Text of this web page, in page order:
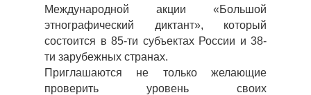
Международной акции «Большой
этнографический диктант», который
состоится в 85-ти субъектах России и 38-
ти зарубежных странах.
Приглашаются не только желающие
проверить уровень своих